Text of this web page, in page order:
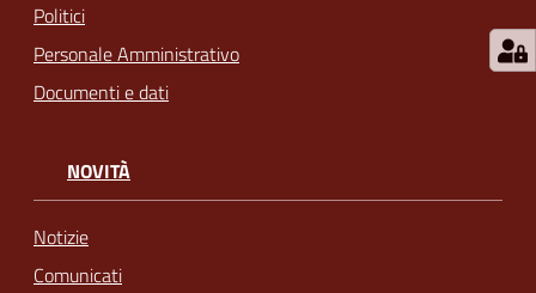
Politici
Personale Amministrativo
Documenti e dati
NOVITÀ
Notizie
Comunicati